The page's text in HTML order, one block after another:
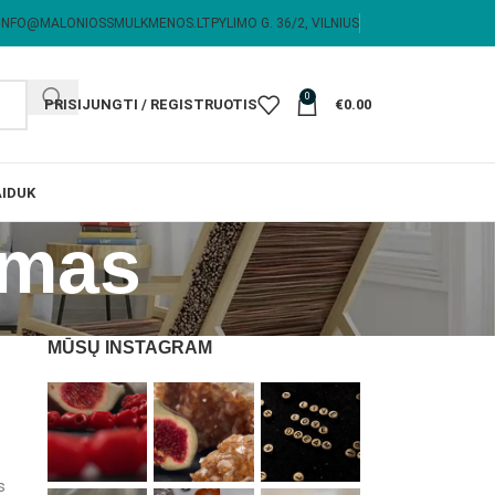
PYLIMO G. 36/2, VILNIUS
PRISIJUNGTI / REGISTRUOTIS
0
€0.00
DUK
MŪSŲ INSTAGRAM